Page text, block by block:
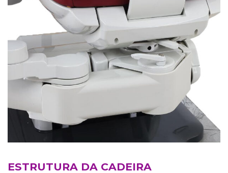
ESTRUTURA DA CADEIRA